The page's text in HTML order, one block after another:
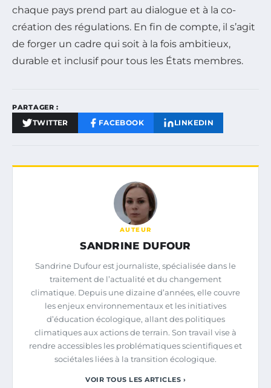
chaque pays prend part au dialogue et à la co-
création des régulations. En fin de compte, il s’agit
de forger un cadre qui soit à la fois ambitieux,
durable et inclusif pour tous les États membres.
PARTAGER :
TWITTER FACEBOOK LINKEDIN
AUTEUR
SANDRINE DUFOUR
Sandrine Dufour est journaliste, spécialisée dans le
traitement de l’actualité et du changement
climatique. Depuis une dizaine d’années, elle couvre
les enjeux environnementaux et les initiatives
d’éducation écologique, allant des politiques
climatiques aux actions de terrain. Son travail vise à
rendre accessibles les problématiques scientifiques et
sociétales liées à la transition écologique.
VOIR TOUS LES ARTICLES ›